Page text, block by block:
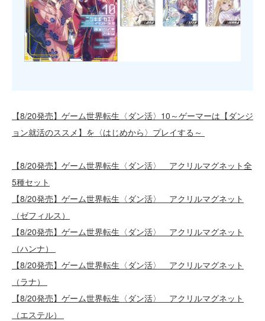
【8/20発売】ゲーム世界転生〈ダン活〉10～ゲーマーは【ダンジ
ョン就活のススメ】を〈はじめから〉プレイする～
【8/20発売】ゲーム世界転生〈ダン活〉 アクリルマグネット全
5種セット
【8/20発売】ゲーム世界転生〈ダン活〉 アクリルマグネット
（ゼフィルス）
【8/20発売】ゲーム世界転生〈ダン活〉 アクリルマグネット
（ハンナ）
【8/20発売】ゲーム世界転生〈ダン活〉 アクリルマグネット
（ラナ）
【8/20発売】ゲーム世界転生〈ダン活〉 アクリルマグネット
（エステル）